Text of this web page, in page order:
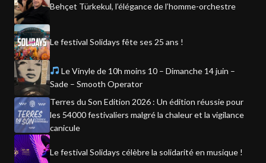
Behçet Türkekul, l’élégance de l’homme-orchestre
Le festival Solidays fête ses 25 ans !
Le Vinyle de 10h moins 10 – Dimanche 14 juin –
Sade – Smooth Operator
Terres du Son Edition 2026 : Un édition réussie pour
les 54000 festivaliers malgré la chaleur et la vigilance
canicule
Le festival Solidays célèbre la solidarité en musique !